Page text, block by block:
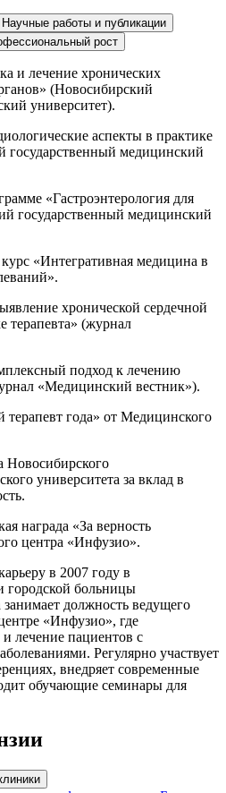
Научные работы и публикации
рост
и лечение хронических
(Новосибирский
университет).
аспекты в практике
государственный медицинский
«Гастроэнтерология для
государственный медицинский
«Интегративная медицина в
хронической сердечной
терапевта» (журнал
подход к лечению
«Медицинский вестник»).
года» от Медицинского
Новосибирского
университета за вклад в
награда «За верность
центра «Инфузио».
в 2007 году в
городской больницы
должность ведущего
«Инфузио», где
лечение пациентов с
Регулярно участвует
внедряет современные
обучающие семинары для